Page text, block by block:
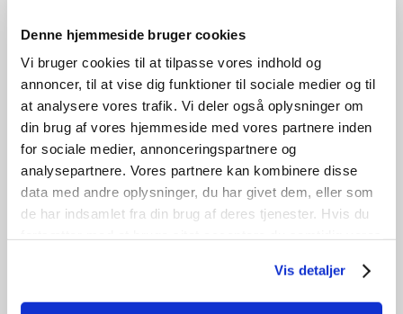
Denne hjemmeside bruger cookies
Vi bruger cookies til at tilpasse vores indhold og
annoncer, til at vise dig funktioner til sociale medier og til
at analysere vores trafik. Vi deler også oplysninger om
din brug af vores hjemmeside med vores partnere inden
for sociale medier, annonceringspartnere og
analysepartnere. Vores partnere kan kombinere disse
data med andre oplysninger, du har givet dem, eller som
de har indsamlet fra din brug af deres tjenester. Hvis du
Vis detaljer
Dannebrogsvindue
kr.2.000,00